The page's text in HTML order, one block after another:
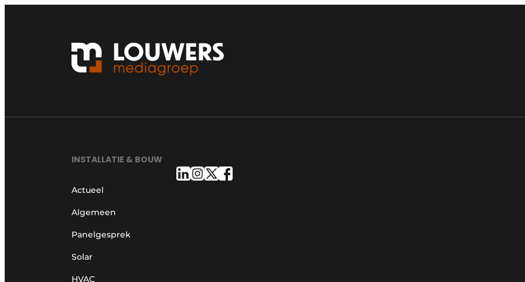
INSTALLATIE & BOUW
Actueel
Algemeen
Panelgesprek
Solar
HVAC